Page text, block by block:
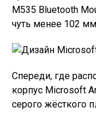
M535 Bluetooth
чуть менее 102
Спереди, где
корпус Microsoft
серого жёсткого